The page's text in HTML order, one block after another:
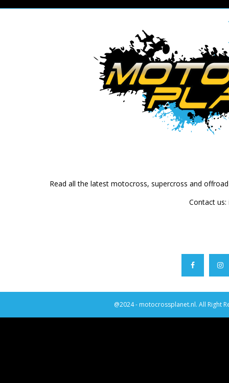
Read all the latest motocross, supercross and
Contact us:
@2024 - motocrossplanet.nl. All Right